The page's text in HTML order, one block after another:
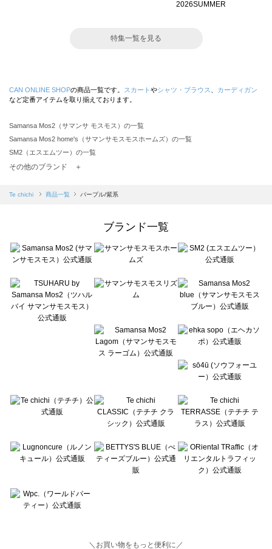
特集一覧を見る
CAN ONLINE SHOPの商品一覧です。 スカート やシャツ・ブラウス
カーディガン
など定番アイテムを取り揃えております。
Samansa Mos2（サマンサ モスモス）の一覧
Samansa Mos2 home's（サマンサモスモスホームズ）の一覧
SM2（エスエムツー）の一覧
TSUHARU by Samansa Mos2（ツハルバイサマンサモスモス）の一覧
Samansa Mos2 blue（サマンサモスモス ブルー）の一覧
Te chichi（テチチ）の一覧
Te chichi CLASSIC（テチチ クラシック）の一覧
Lugnoncure（ルノンキュール）の一覧
BETTY'S BLUE（べティーズブルー）の一覧
Wpc.（ワールドパーティー）の一覧
その他のブランド ＋
Te chichi 商品一覧 パープル/紫系
ブランド一覧
＼お買い物をもっと便利に／